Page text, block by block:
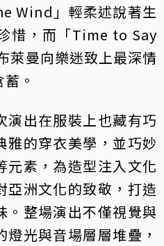
Wind」輕柔述說著生
惜，而「Time to Say
萊曼向樂迷致上最深情
。
演出在服裝上也藏有巧
雅的穿衣美學，並巧妙
元素，為造型注入文化
亞洲文化的致敬，打造
。整場演出不僅視覺與
光與音場層層堆疊，